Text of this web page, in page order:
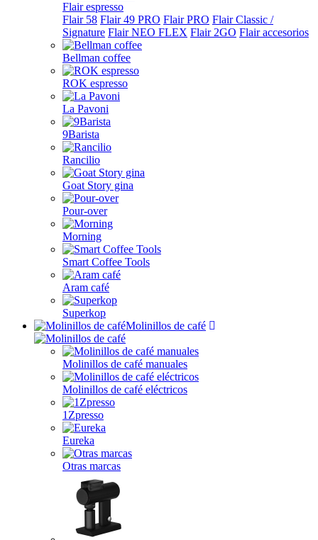
Flair espresso
Flair 58 Flair 49 PRO Flair PRO Flair Classic /
Signature Flair NEO FLEX Flair 2GO Flair accesorios
Bellman coffee
ROK espresso
La Pavoni
9Barista
Rancilio
Goat Story gina
Pour-over
Morning
Smart Coffee Tools
Aram café
Superkop
Molinillos de café
Molinillos de café manuales
Molinillos de café eléctricos
1Zpresso
Eureka
Otras marcas